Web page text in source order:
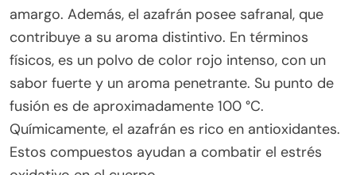
amargo. Además, el azafrán posee safranal, que
contribuye a su aroma distintivo. En términos
físicos, es un polvo de color rojo intenso, con un
sabor fuerte y un aroma penetrante. Su punto de
fusión es de aproximadamente 100 °C.
Químicamente, el azafrán es rico en antioxidantes.
Estos compuestos ayudan a combatir el estrés